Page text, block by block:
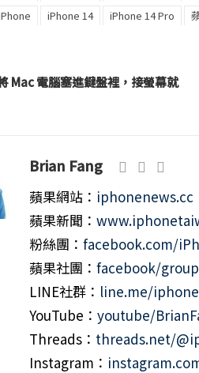
iPhone 14 iPhone 14 Pro
Mac 電腦塞進鍵盤裡，接螢幕就
Brian Fang
蘋果網站： iphonenews.cc
蘋果新聞：
粉絲團： facebook.com/
蘋果社團： facebook/
LINE社群： line.me/
YouTube： youtube/
Threads： threads.net/
Instagram：